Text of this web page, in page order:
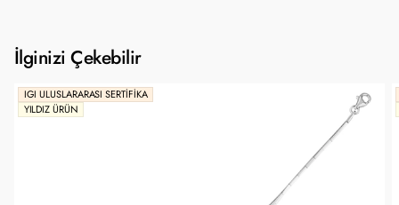
İlginizi Çekebilir
IGI ULUSLARARASI SERTIFIKA
YILDIZ ÜRÜN